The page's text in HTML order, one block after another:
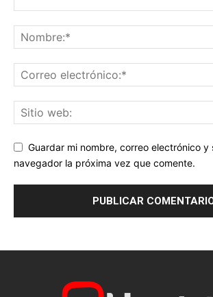
Guardar mi nombre, correo electrónico y
navegador la próxima vez que comente.